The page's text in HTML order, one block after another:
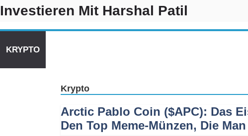
Zum
Inhalt
springen
Investieren Mit Harshal Patil
KRYPTO
Krypto
Arctic Pablo Coin ($APC): Das
Den Top Meme-Münzen, Die